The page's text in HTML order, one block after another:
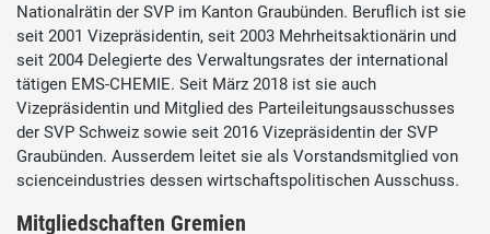
Nationalrätin der SVP im Kanton Graubünden. Beruflich ist sie
seit 2001 Vizepräsidentin, seit 2003 Mehrheitsaktionärin und
seit 2004 Delegierte des Verwaltungsrates der international
tätigen EMS-CHEMIE. Seit März 2018 ist sie auch
Vizepräsidentin und Mitglied des Parteileitungsausschusses
der SVP Schweiz sowie seit 2016 Vizepräsidentin der SVP
Graubünden. Ausserdem leitet sie als Vorstandsmitglied von
scienceindustries dessen wirtschaftspolitischen Ausschuss.
Mitgliedschaften Gremien